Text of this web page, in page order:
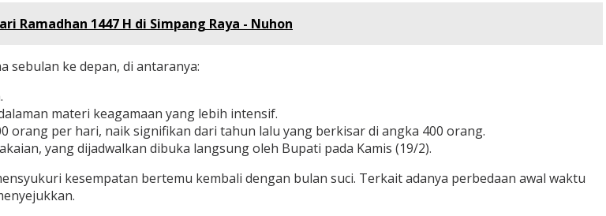
Ramadhan 1447 H di Simpang Raya - Nuhon
sebulan ke depan, di antaranya:
materi keagamaan yang lebih intensif.
orang per hari, naik signifikan dari tahun lalu yang berkisar di angka 400 orang.
yang dijadwalkan dibuka langsung oleh Bupati pada Kamis (19/2).
kesempatan bertemu kembali dengan bulan suci. Terkait adanya perbedaan awal waktu